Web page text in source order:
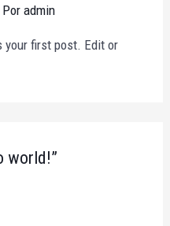
admin
your first post. Edit or
world!”